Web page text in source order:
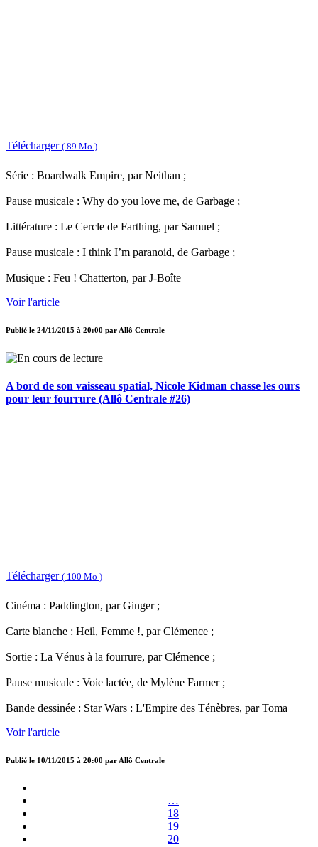
Télécharger ( 89 Mo )
Série : Boardwalk Empire, par Neithan ;
Pause musicale : Why do you love me, de Garbage ;
Littérature : Le Cercle de Farthing, par Samuel ;
Pause musicale : I think I’m paranoid, de Garbage ;
Musique : Feu ! Chatterton, par J-Boîte
Voir l'article
Publié le 24/11/2015 à 20:00 par Allô Centrale
A bord de son vaisseau spatial, Nicole Kidman chasse les ours
pour leur fourrure (Allô Centrale #26)
Télécharger ( 100 Mo )
Cinéma : Paddington, par Ginger ;
Carte blanche : Heil, Femme !, par Clémence ;
Sortie : La Vénus à la fourrure, par Clémence ;
Pause musicale : Voie lactée, de Mylène Farmer ;
Bande dessinée : Star Wars : L'Empire des Ténèbres, par Toma
Voir l'article
Publié le 10/11/2015 à 20:00 par Allô Centrale
…
18
19
20